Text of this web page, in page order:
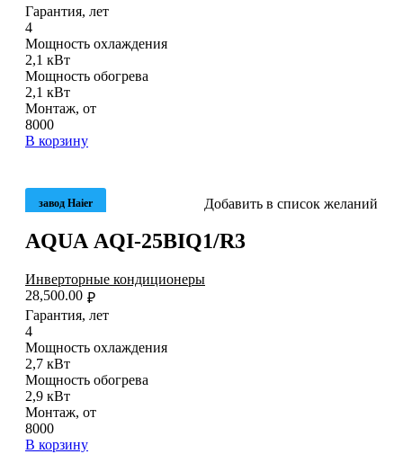
Гарантия, лет
4
Мощность охлаждения
2,1 кВт
Мощность обогрева
2,1 кВт
Монтаж, от
8000
В корзину
завод Haier Добавить в список желаний
AQUA AQI-25BIQ1/R3
Инверторные кондиционеры
₽
28,500.00
Гарантия, лет
4
Мощность охлаждения
2,7 кВт
Мощность обогрева
2,9 кВт
Монтаж, от
8000
В корзину